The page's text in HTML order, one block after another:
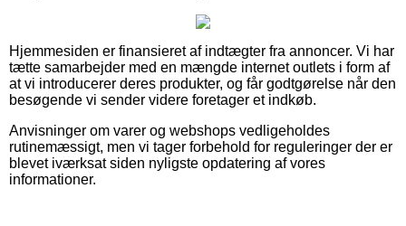
Hjemmesiden er finansieret af indtægter fra annoncer. Vi har
tætte samarbejder med en mængde internet outlets i form af
at vi introducerer deres produkter, og får godtgørelse når den
besøgende vi sender videre foretager et indkøb.
Anvisninger om varer og webshops vedligeholdes
rutinemæssigt, men vi tager forbehold for reguleringer der er
blevet iværksat siden nyligste opdatering af vores
informationer.